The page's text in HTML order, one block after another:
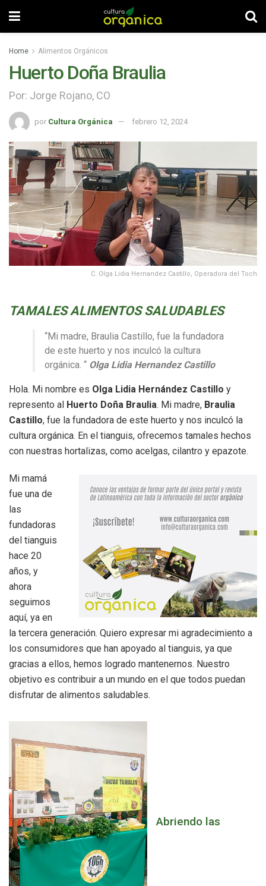
Home Alimentos Orgánicos
Huerto Doña Braulia
Por: Jorge Rojano, CO
por Cultura Orgánica febrero 12, 2024
C. Olga Lidia Hernandez Castillo, Operadora del Toch
TAMALES ALIMENTOS SALUDABLES
“Mi madre, Braulia Castillo, fue la fundadora
de este huerto y nos inculcó la cultura
orgánica. “ Olga Lidia Hernandez Castillo
Hola. Mi nombre es Olga Lidia Hernández Castillo y
represento al Huerto Doña Braulia. Mi madre, Braulia
Castillo, fue la fundadora de este huerto y nos inculcó la
cultura orgánica. En el tianguis, ofrecemos tamales hechos
con nuestras hortalizas, como acelgas, cilantro y epazote.
Mi mamá
fue una de
las
fundadoras
del tianguis
hace 20
años, y
ahora
seguimos
aquí, ya en
la tercera generación. Quiero expresar mi agradecimiento a
los consumidores que han apoyado al tianguis, ya que
gracias a ellos, hemos logrado mantenernos. Nuestro
objetivo es contribuir a un mundo en el que todos puedan
disfrutar de alimentos saludables.
Abriendo las